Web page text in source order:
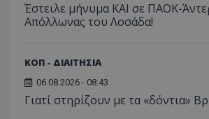
Έστειλε μήνυμα ΚΑΙ σε ΠΑΟΚ-
Απόλλωνας του Λοσάδα!
ΚΟΠ - ΔΙΑΙΤΗΣΙΑ
06.08.2026 - 08:43
Γιατί στηρίζουν με τα «δόντια»